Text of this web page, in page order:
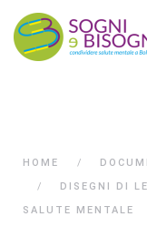
HOME
DISEGNI DI
SALUTE MENTALE